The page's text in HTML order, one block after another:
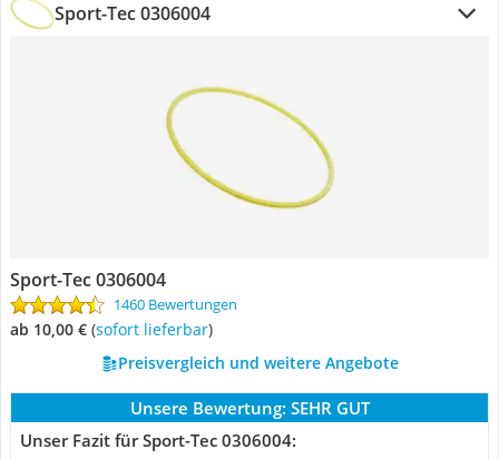
Sport-Tec 0306004
Sport-Tec 0306004
1460 Bewertungen
ab 10,00 € ( Sofort lieferbar)
Preisvergleich und weitere Angebote
Unsere Bewertung: SEHR GUT
Unser Fazit für Sport-Tec 0306004: